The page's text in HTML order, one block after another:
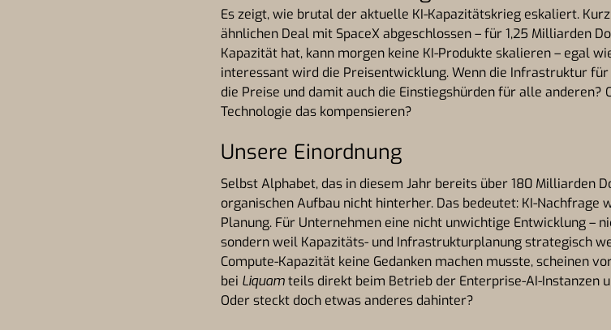
Es zeigt, wie brutal der aktuelle KI-Kapazitätskrieg eskaliert.
ähnlichen Deal mit SpaceX abgeschlossen – für 1,25 Milliarden
Kapazität hat, kann morgen keine KI-Produkte skalieren – egal
interessant wird die Preisentwicklung. Wenn die Infrastruktur
die Preise und damit auch die Einstiegshürden für alle
Technologie das kompensieren?
Unsere Einordnung
Selbst Alphabet, das in diesem Jahr bereits über 180 Milliarden
organischen Aufbau nicht hinterher. Das bedeutet: KI-
Planung. Für Unternehmen eine nicht unwichtige Entwicklung –
sondern weil Kapazitäts- und Infrastrukturplanung strategisch
Compute-Kapazität keine Gedanken machen musste, scheinen
bei Liquamteils direkt beim Betrieb der Enterprise-AI-Instanzen
Oder steckt doch etwas anderes dahinter?